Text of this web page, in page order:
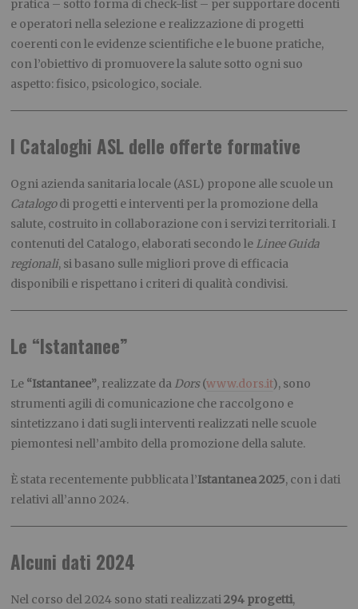
pratica – sotto forma di check-list – per supportare docenti
e operatori nella selezione e realizzazione di progetti
coerenti con le evidenze scientifiche e le buone pratiche,
con l’obiettivo di promuovere la salute sotto ogni suo
aspetto: fisico, psicologico, sociale.
I Cataloghi ASL delle offerte formative
Ogni azienda sanitaria locale (ASL) propone alle scuole un
Catalogodi progetti e interventi per la promozione della
salute, costruito in collaborazione con i servizi territoriali. I
contenuti del Catalogo, elaborati secondo le Linee Guida
regionali, si basano sulle migliori prove di efficacia
disponibili e rispettano i criteri di qualità condivisi.
Le “Istantanee”
Le “Istantanee”, realizzate da Dors(www.dors.it), sono
strumenti agili di comunicazione che raccolgono e
sintetizzano i dati sugli interventi realizzati nelle scuole
piemontesi nell’ambito della promozione della salute.
È stata recentemente pubblicata l’Istantanea 2025, con i dati
relativi all’anno 2024.
Alcuni dati 2024
Nel corso del 2024 sono stati realizzati294 progetti,